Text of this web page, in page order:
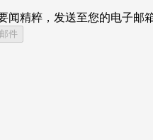
闻精粹，发送至您的电子邮
件